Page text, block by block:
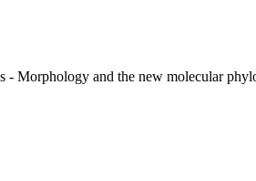
- Morphology and the new molecular